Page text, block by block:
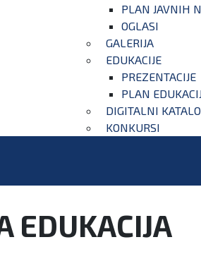
PLAN JAVNIH
OGLASI
GALERIJA
EDUKACIJE
PREZENTACIJE
PLAN
DIGITALNI
KONKURSI
EDUKACIJA